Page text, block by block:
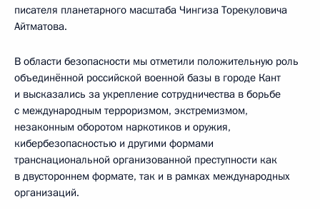
писателя планетарного масштаба Чингиза Торекуловича
Айтматова.
В области безопасности мы отметили положительную роль
объединённой российской военной базы в городе Кант
и высказались за укрепление сотрудничества в борьбе
с международным терроризмом, экстремизмом,
незаконным оборотом наркотиков и оружия,
кибербезопасностью и другими формами
транснациональной организованной преступности как
в двустороннем формате, так и в рамках международных
организаций.